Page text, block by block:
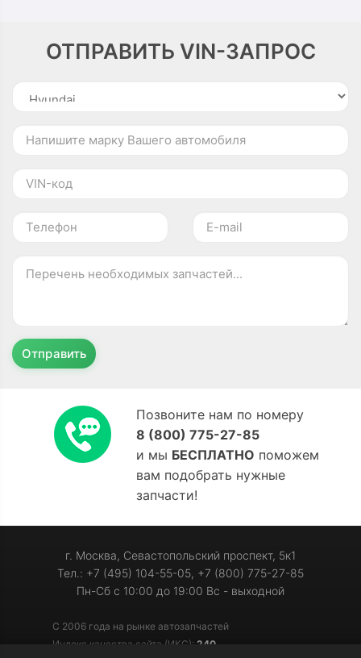
ОТПРАВИТЬ VIN-ЗАПРОС
Отправить
Позвоните нам по номеру
8 (800) 775-27-85
и мы БЕСПЛАТНО поможем
вам подобрать нужные
запчасти!
г. Москва, Севастопольский проспект, 5к1
Тел.: +7 (495) 104-55-05, +7 (800) 775-27-85
Пн-Сб с 10:00 до 19:00 Вс - выходной
С 2006 года на рынке автозапчастей
Индекс качества сайта (ИКС): 240